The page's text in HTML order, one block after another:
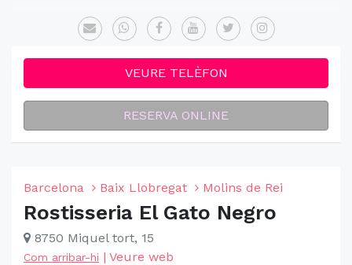
VEURE TELÈFON
RESERVA ONLINE
Barcelona Baix Llobregat Molins de Rei
Rostisseria El Gato Negro
8750 Miquel tort, 15
Com arribar-hi | Veure web